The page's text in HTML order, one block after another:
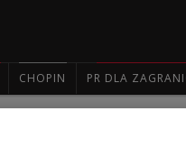
CHOPIN PR DLA